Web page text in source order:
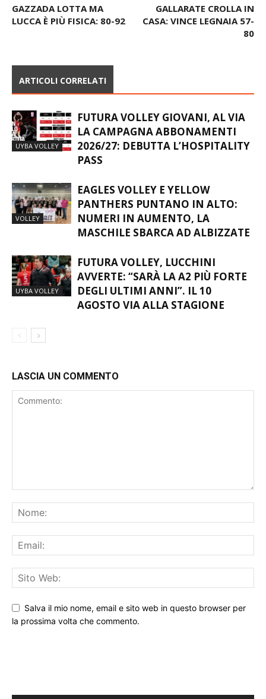
B INTERREGIONALE –
GAZZADA LOTTA MA
B INTERREGIONALE –
GALLARATE CROLLA IN
CASA: VINCE LEGNAIA 57-
ARTICOLI CORRELATI
FUTURA VOLLEY GIOVANI, AL VIA
LA CAMPAGNA ABBONAMENTI
2026/27: DEBUTTA L’HOSPITALITY
EAGLES VOLLEY E YELLOW
PANTHERS PUNTANO IN ALTO:
NUMERI IN AUMENTO, LA
FUTURA VOLLEY, LUCCHINI
AVVERTE: “SARÀ LA A2 PIÙ FORTE
DEGLI ULTIMI ANNI”. IL 10
Salva il mio nome, email e sito web in questo browser per